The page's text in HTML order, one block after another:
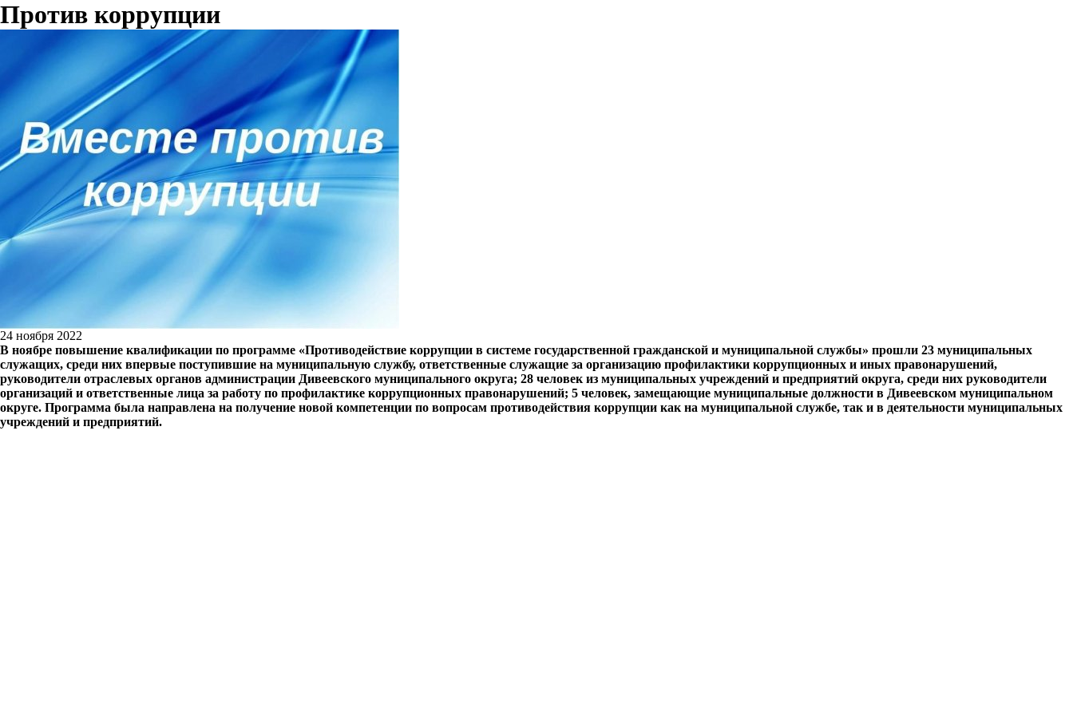
Против коррупции
24 ноября 2022
В ноябре повышение квалификации по программе «Противодействие коррупции в системе государственной гражданской и муниципальной службы» прошли 23 муниципальных
служащих, среди них впервые поступившие на муниципальную службу, ответственные служащие за организацию профилактики коррупционных и иных правонарушений,
руководители отраслевых органов администрации Дивеевского муниципального округа; 28 человек из муниципальных учреждений и предприятий округа, среди них руководители
организаций и ответственные лица за работу по профилактике коррупционных правонарушений; 5 человек, замещающие муниципальные должности в Дивеевском муниципальном
округе. Программа была направлена на получение новой компетенции по вопросам противодействия коррупции как на муниципальной службе, так и в деятельности муниципальных
учреждений и предприятий.